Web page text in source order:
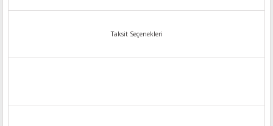
Taksit Seçenekleri